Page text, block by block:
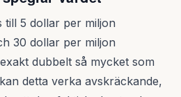
till 5 dollar per miljon
30 dollar per miljon
dubbelt så mycket som
detta verka avskräckande,